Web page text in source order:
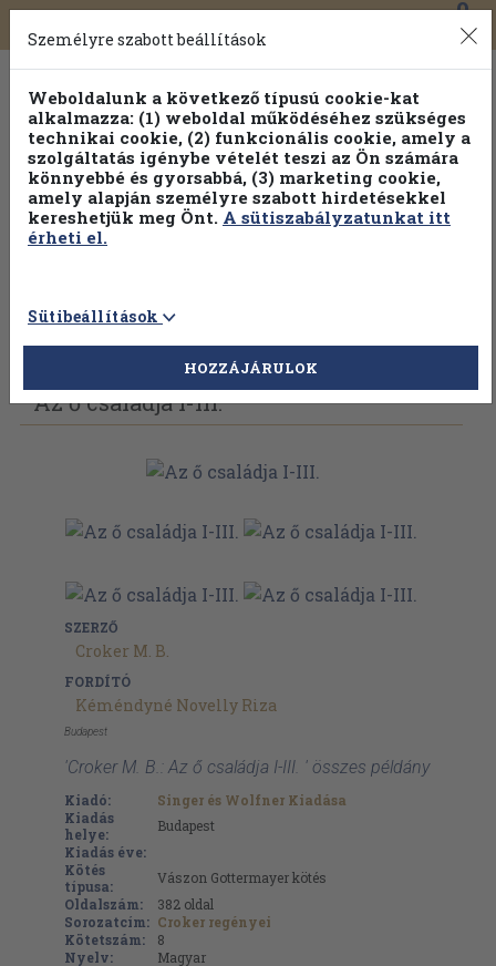
Toggle
navigation
0
Válogasson több mint 30 000 kötet közül
Hobbi témakörökben20% kedvezménnyel!
Vissza az előző oldalra Válasszon példányt
Az ő családja I-III.
SZERZŐ
Croker M. B.
FORDÍTÓ
Kéméndyné Novelly Riza
Budapest
'Croker M. B.: Az ő családja I-III. ' összes példány
Kiadó:
Singer és Wolfner Kiadása
Kiadás
helye:
Budapest
Kiadás éve:
Kötés
típusa:
Vászon Gottermayer kötés
Oldalszám:
382 oldal
Sorozatcím: Croker regényei
Kötetszám:
8
Nyelv:
Magyar
Személyre szabott beállítások
Weboldalunk a következő típusú cookie-kat
alkalmazza: (1) weboldal működéséhez szükséges
technikai cookie, (2) funkcionális cookie, amely a
szolgáltatás igénybe vételét teszi az Ön számára
könnyebbé és gyorsabbá, (3) marketing cookie,
amely alapján személyre szabott hirdetésekkel
kereshetjük meg Önt. A sütiszabályzatunkat itt
érheti el.
Sütibeállítások
HOZZÁJÁRULOK